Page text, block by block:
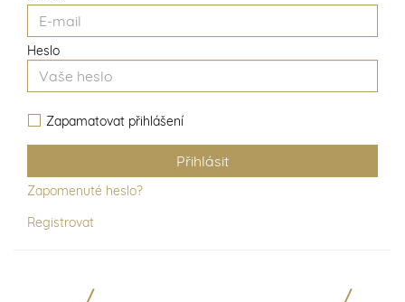
Heslo
Zapamatovat přihlášení
Zapomenuté heslo?
Registrovat